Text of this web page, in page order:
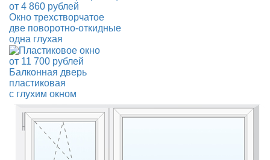
от 4 860 рублей
Окно трехстворчатое
две поворотно-откидные
одна глухая
от 11 700 рублей
Балконная дверь
пластиковая
с глухим окном